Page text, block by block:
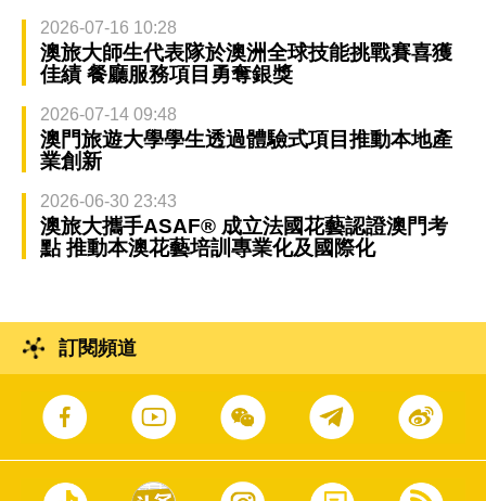
2026-07-16 10:28
澳旅大師生代表隊於澳洲全球技能挑戰賽喜獲
佳績 餐廳服務項目勇奪銀獎
2026-07-14 09:48
澳門旅遊大學學生透過體驗式項目推動本地產
業創新
2026-06-30 23:43
澳旅大攜手ASAF® 成立法國花藝認證澳門考
點 推動本澳花藝培訓專業化及國際化
訂閱頻道